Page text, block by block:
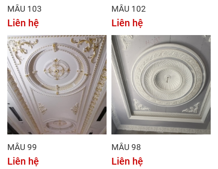
MẪU 103
Liên hệ
MẪU 102
Liên hệ
MẪU 99
Liên hệ
MẪU 98
Liên hệ